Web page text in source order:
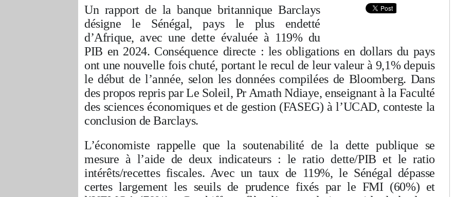
Un rapport de la banque britannique Barclays
désigne le Sénégal, pays le plus endetté
d’Afrique, avec une dette évaluée à 119% du
PIB en 2024. Conséquence directe : les obligations en dollars du pays
ont une nouvelle fois chuté, portant le recul de leur valeur à 9,1% depuis
le début de l’année, selon les données compilées de Bloomberg. Dans
des propos repris par Le Soleil, Pr Amath Ndiaye, enseignant à la Faculté
des sciences économiques et de gestion (FASEG) à l’UCAD, conteste la
conclusion de Barclays.
L’économiste rappelle que la soutenabilité de la dette publique se
mesure à l’aide de deux indicateurs : le ratio dette/PIB et le ratio
intérêts/recettes fiscales. Avec un taux de 119%, le Sénégal dépasse
certes largement les seuils de prudence fixés par le FMI (60%) et